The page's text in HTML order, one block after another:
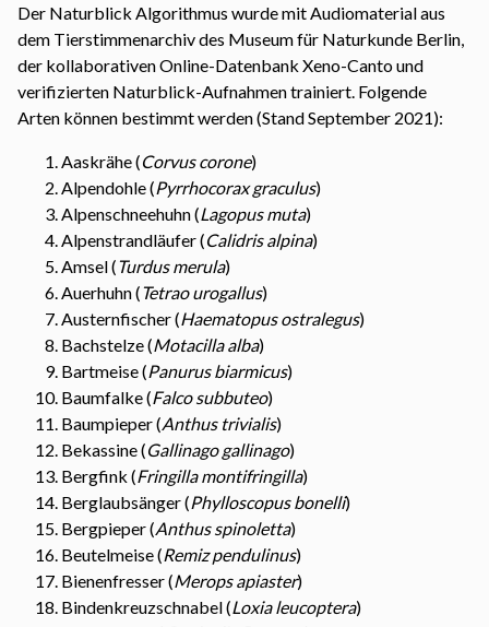
Der Naturblick Algorithmus wurde mit Audiomaterial aus
dem Tierstimmenarchiv des Museum für Naturkunde Berlin,
der kollaborativen Online-Datenbank Xeno-Canto und
verifizierten Naturblick-Aufnahmen trainiert. Folgende
Arten können bestimmt werden (Stand September 2021):
Aaskrähe (Corvus corone)
Alpendohle (Pyrrhocorax graculus)
Alpenschneehuhn (Lagopus muta)
Alpenstrandläufer (Calidris alpina)
Amsel (Turdus merula)
Auerhuhn (Tetrao urogallus)
Austernfischer (Haematopus ostralegus)
Bachstelze (Motacilla alba)
Bartmeise (Panurus biarmicus)
Baumfalke (Falco subbuteo)
Baumpieper (Anthus trivialis)
Bekassine (Gallinago gallinago)
Bergfink (Fringilla montifringilla)
Berglaubsänger (Phylloscopus bonelli)
Bergpieper (Anthus spinoletta)
Beutelmeise (Remiz pendulinus)
Bienenfresser (Merops apiaster)
Bindenkreuzschnabel (Loxia leucoptera)